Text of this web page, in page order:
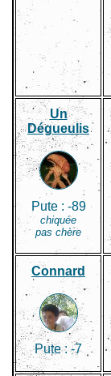
Un
Dégueulis
Pute : -89
chiquée
pas chère
Connard
Pute :-7